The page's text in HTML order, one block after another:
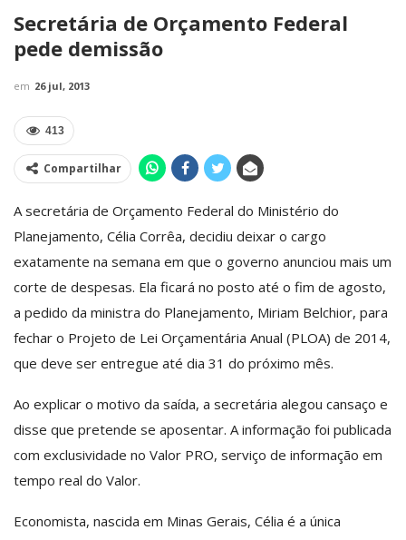
Secretária de Orçamento Federal
pede demissão
em 26 jul, 2013
413
Compartilhar
A secretária de Orçamento Federal do Ministério do
Planejamento, Célia Corrêa, decidiu deixar o cargo
exatamente na semana em que o governo anunciou mais um
corte de despesas. Ela ficará no posto até o fim de agosto,
a pedido da ministra do Planejamento, Miriam Belchior, para
fechar o Projeto de Lei Orçamentária Anual (PLOA) de 2014,
que deve ser entregue até dia 31 do próximo mês.
Ao explicar o motivo da saída, a secretária alegou cansaço e
disse que pretende se aposentar. A informação foi publicada
com exclusividade no Valor PRO, serviço de informação em
tempo real do Valor.
Economista, nascida em Minas Gerais, Célia é a única